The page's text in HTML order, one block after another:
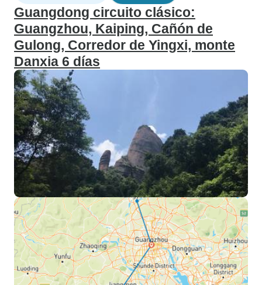
Guangdong circuito clásico:
Guangzhou, Kaiping, Cañón de
Gulong, Corredor de Yingxi, monte
Danxia 6 días